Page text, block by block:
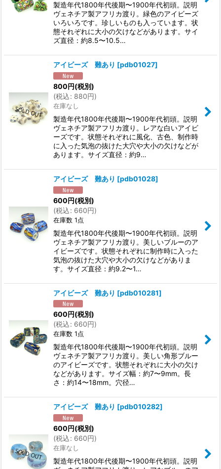
製造年代1800年代後期〜1900年代初頭。説明
ヴェネチア製アフリカ渡り。緑色のアイビーズ
いろいろです。珍しいものも入っています。状
態それぞれに大小の欠けなどがあります。サイ
ズ直径：約8.5〜10.5…
アイビーズ 難あり [pdb01027]
800円(税別)
(税込: 880円)
在庫なし
製造年代1800年代後期〜1900年代初頭。説明
ヴェネチア製アフリカ渡り。レアな白いアイビ
ーズです。状態それぞれに風化、古色、制作時
に入った気泡の抜けた大穴や大小の欠けなどが
あります。サイズ直径：約9…
アイビーズ 難あり [pdb01028]
600円(税別)
(税込: 660円)
在庫数 1点
製造年代1800年代後期〜1900年代初頭。説明
ヴェネチア製アフリカ渡り。美しいブルーのア
イビーズです。状態それぞれに制作時に入った
気泡の抜けた大穴や大小の欠けなどがありま
す。サイズ直径：約9.2〜1…
アイビーズ 難あり [pdb010281]
600円(税別)
(税込: 660円)
在庫数 1点
製造年代1800年代後期〜1900年代初頭。説明
ヴェネチア製アフリカ渡り。美しい角形ブルー
のアイビーズです。状態それぞれに大小の欠け
などがあります。サイズ幅：約7〜9mm。長
さ：約14〜18mm。穴径…
アイビーズ 難あり [pdb010282]
600円(税別)
(税込: 660円)
在庫なし
製造年代1800年代後期〜1900年代初頭。説明